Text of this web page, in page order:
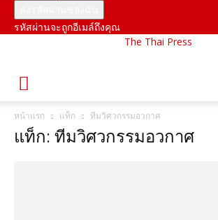
รหัสผ่านจะถูกอีเมล์ถึงคุณ
The Thai Press
หน้าแรก แท็ก ทีมวิศวกรรมอวกาศ
แท็ก: ทีมวิศวกรรมอวกาศ